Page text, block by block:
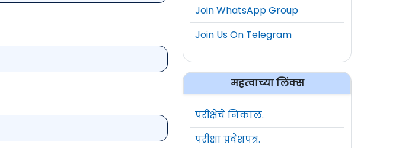
Join WhatsApp Group
Join Us On Telegram
महत्वाच्या लिंक्स
परीक्षेचे निकाल.
परीक्षा प्रवेशपत्र.